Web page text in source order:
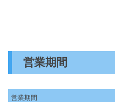
営業期間
営業期間